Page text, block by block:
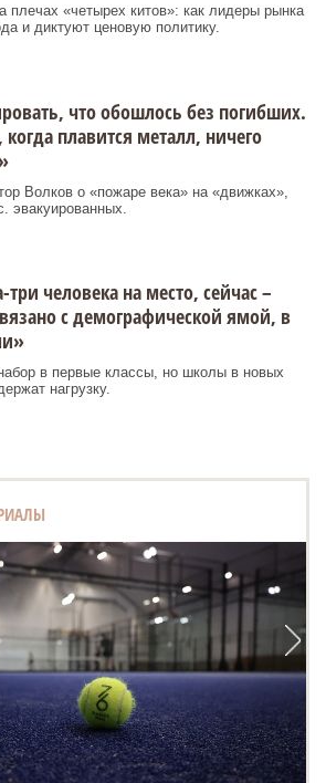
плечах «четырех китов»: как лидеры рынка
и диктуют ценовую политику.
что обошлось без погибших.
плавится металл, ничего
Волков о «пожаре века» на «движках»,
эвакуированных.
человека на место, сейчас –
с демографической ямой, в
в первые классы, но школы в новых
нагрузку.